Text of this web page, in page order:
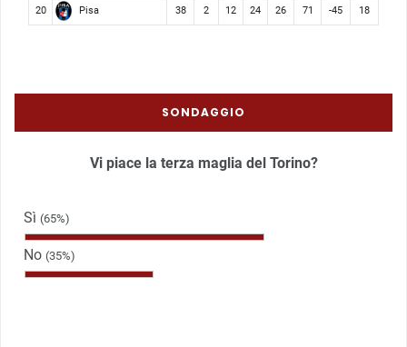
20 Pisa 38 2 12 24 26 71 -45 18
SONDAGGIO
Vi piace la terza maglia del Torino?
Sì (65%)
No (35%)